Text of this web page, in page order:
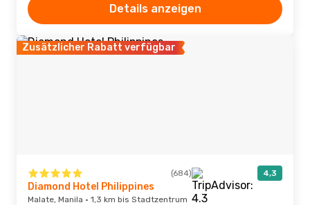
Details anzeigen
Zusätzlicher Rabatt verfügbar
(684) 4,3
Diamond Hotel Philippines
Malate, Manila · 1,3 km bis Stadtzentrum